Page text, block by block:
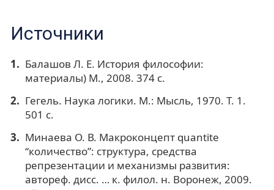
Источники
Балашов Л. Е. История философии:
материалы) М., 2008. 374 с.
Гегель. Наука логики. М.: Мысль, 1970. Т. 1.
501 с.
Минаева О. В. Макроконцепт quantite
“количество”: структура, средства
репрезентации и механизмы развития:
автореф. дисс. … к. филол. н. Воронеж, 2009.